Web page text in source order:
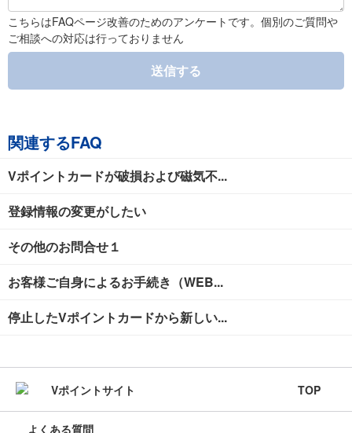
こちらはFAQページ改善のためのアンケートです。個別のご質問や
ご相談への対応は行っておりません
送信する
関連するFAQ
Vポイントカードが破損および磁気不...
登録情報の変更がしたい
その他のお問合せ１
お客様ご自身によるお手続き（WEB...
停止したVポイントカードから新しい...
TOP
よくある質問